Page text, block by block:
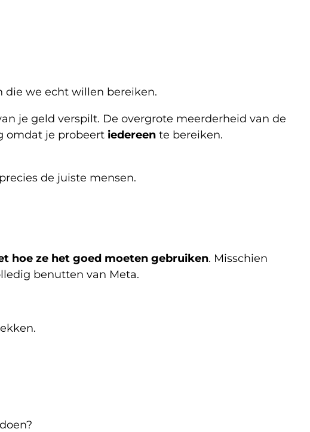
die we echt willen bereiken.
je geld verspilt. De overgrote meerderheid van de
omdat je probeert iedereen te bereiken.
de juiste mensen.
hoe ze het goed moeten gebruiken. Misschien
benutten van Meta.